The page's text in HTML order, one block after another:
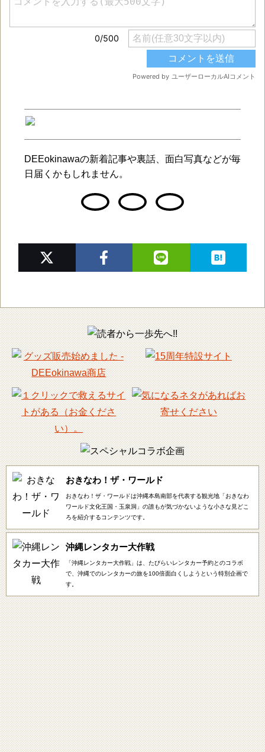
DEEokinawaの新着記事や裏話、面白写真などが毎
日届くかもしれません。
おきなわ！ザ・ワールド
おきなわ！ザ・ワールドは沖縄本島南部を代表する観光地「おきなわ
ワールド文化王国・玉泉洞」の誰もが気づかないような小さな見どこ
ろを紹介するコンテンツです。
沖縄レンタカー大作戦
「沖縄レンタカー大作戦」は、たびらいレンタカー予約とのコラボ
で、沖縄でのレンタカーの旅を100倍面白くしようという特別企画で
す。